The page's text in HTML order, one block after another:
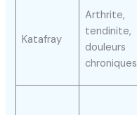
Katafray
Arthrite,
tendinite,
douleurs
chroniques